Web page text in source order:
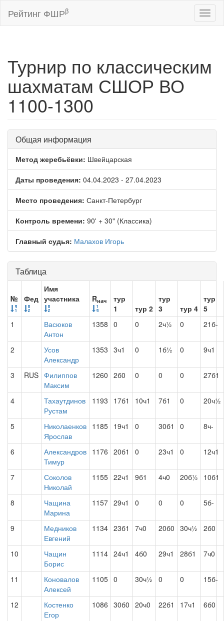
Рейтинг ФШРβ
Турнир по классическим
шахматам СШОР ВО
1100-1300
Общая информация
Метод жеребьёвки: Швейцарская
Даты проведения: 04.04.2023 - 27.04.2023
Место проведения: Санкт-Петербург
Контроль времени: 90' + 30" (Классика)
Главный судья: Малахов Игорь
Таблица
№ Фед
Имя
участника
Rнач
тур
1
тур 2
тур
3
тур 4
тур
5
1
Васюков
Антон
1358 0 0 2ч½ 0 21б-
2
Усов
Александр
1353 3ч1 0 1б½ 0 9ч1
3 RUS Филиппов
Максим
1260 2б0 0 0 0 27б1
4
Тахаутдинов
Рустам
1193 17б1 10ч1 7б1 0 20ч½
5
Николаенков
Ярослав
1185 19ч1 0 30б1 0 8ч-
6
Александров
Тимур
1176 20б1 0 23ч1 0 12ч1
7
Соколов
Николай
1155 22ч1 9б1 4ч0 20б½ 10б1
8
Чащина
Марина
1157 29ч1 0 0 0 5б-
9
Медников
Евгений
1134 23б1 7ч0 20б0 30ч½ 2б0
10
Чащин
Борис
1114 24ч1 4б0 29ч1 28б1 7ч0
11
Коновалов
Алексей
1105 0 30ч½ 0 0 15б-
12
Костенко
Егор
1086 30б0 20ч0 22б1 17ч1 6б0